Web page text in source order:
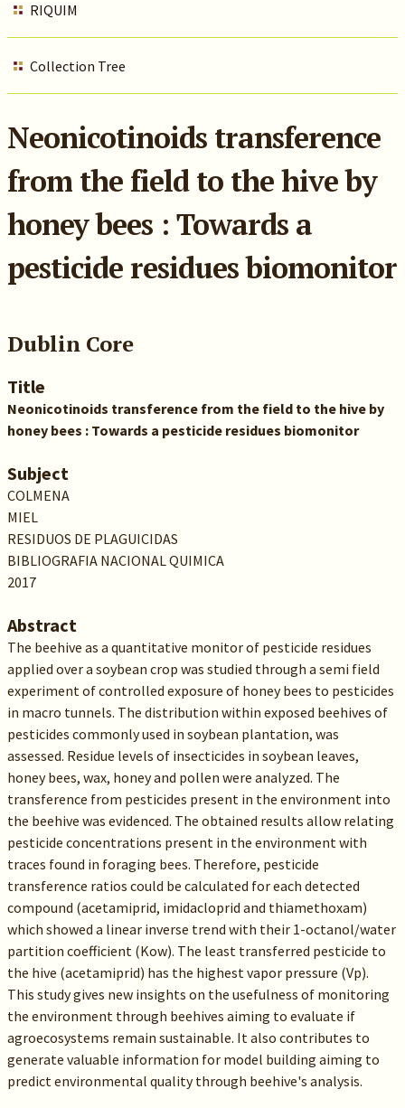
RIQUIM
Collection Tree
Neonicotinoids transference
from the field to the hive by
honey bees : Towards a
pesticide residues biomonitor
Dublin Core
Title
Neonicotinoids transference from the field to the hive by
honey bees : Towards a pesticide residues biomonitor
Subject
COLMENA
MIEL
RESIDUOS DE PLAGUICIDAS
BIBLIOGRAFIA NACIONAL QUIMICA
2017
Abstract
The beehive as a quantitative monitor of pesticide residues
applied over a soybean crop was studied through a semi field
experiment of controlled exposure of honey bees to pesticides
in macro tunnels. The distribution within exposed beehives of
pesticides commonly used in soybean plantation, was
assessed. Residue levels of insecticides in soybean leaves,
honey bees, wax, honey and pollen were analyzed. The
transference from pesticides present in the environment into
the beehive was evidenced. The obtained results allow relating
pesticide concentrations present in the environment with
traces found in foraging bees. Therefore, pesticide
transference ratios could be calculated for each detected
compound (acetamiprid, imidacloprid and thiamethoxam)
which showed a linear inverse trend with their 1-octanol/water
partition coefficient (Kow). The least transferred pesticide to
the hive (acetamiprid) has the highest vapor pressure (Vp).
This study gives new insights on the usefulness of monitoring
the environment through beehives aiming to evaluate if
agroecosystems remain sustainable. It also contributes to
generate valuable information for model building aiming to
predict environmental quality through beehive's analysis.